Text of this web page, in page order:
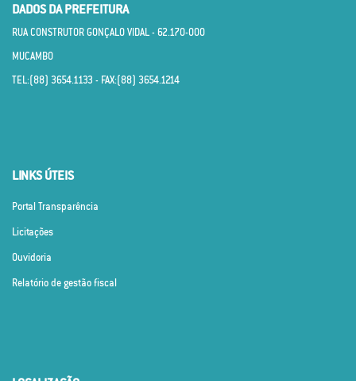
DADOS DA PREFEITURA
RUA CONSTRUTOR GONÇALO VIDAL - 62.170­-000
MUCAMBO
TEL:(88) 3654.1133 - FAX:(88) 3654.1214
LINKS ÚTEIS
Portal Transparência
Licitações
Ouvidoria
Relatório de gestão fiscal